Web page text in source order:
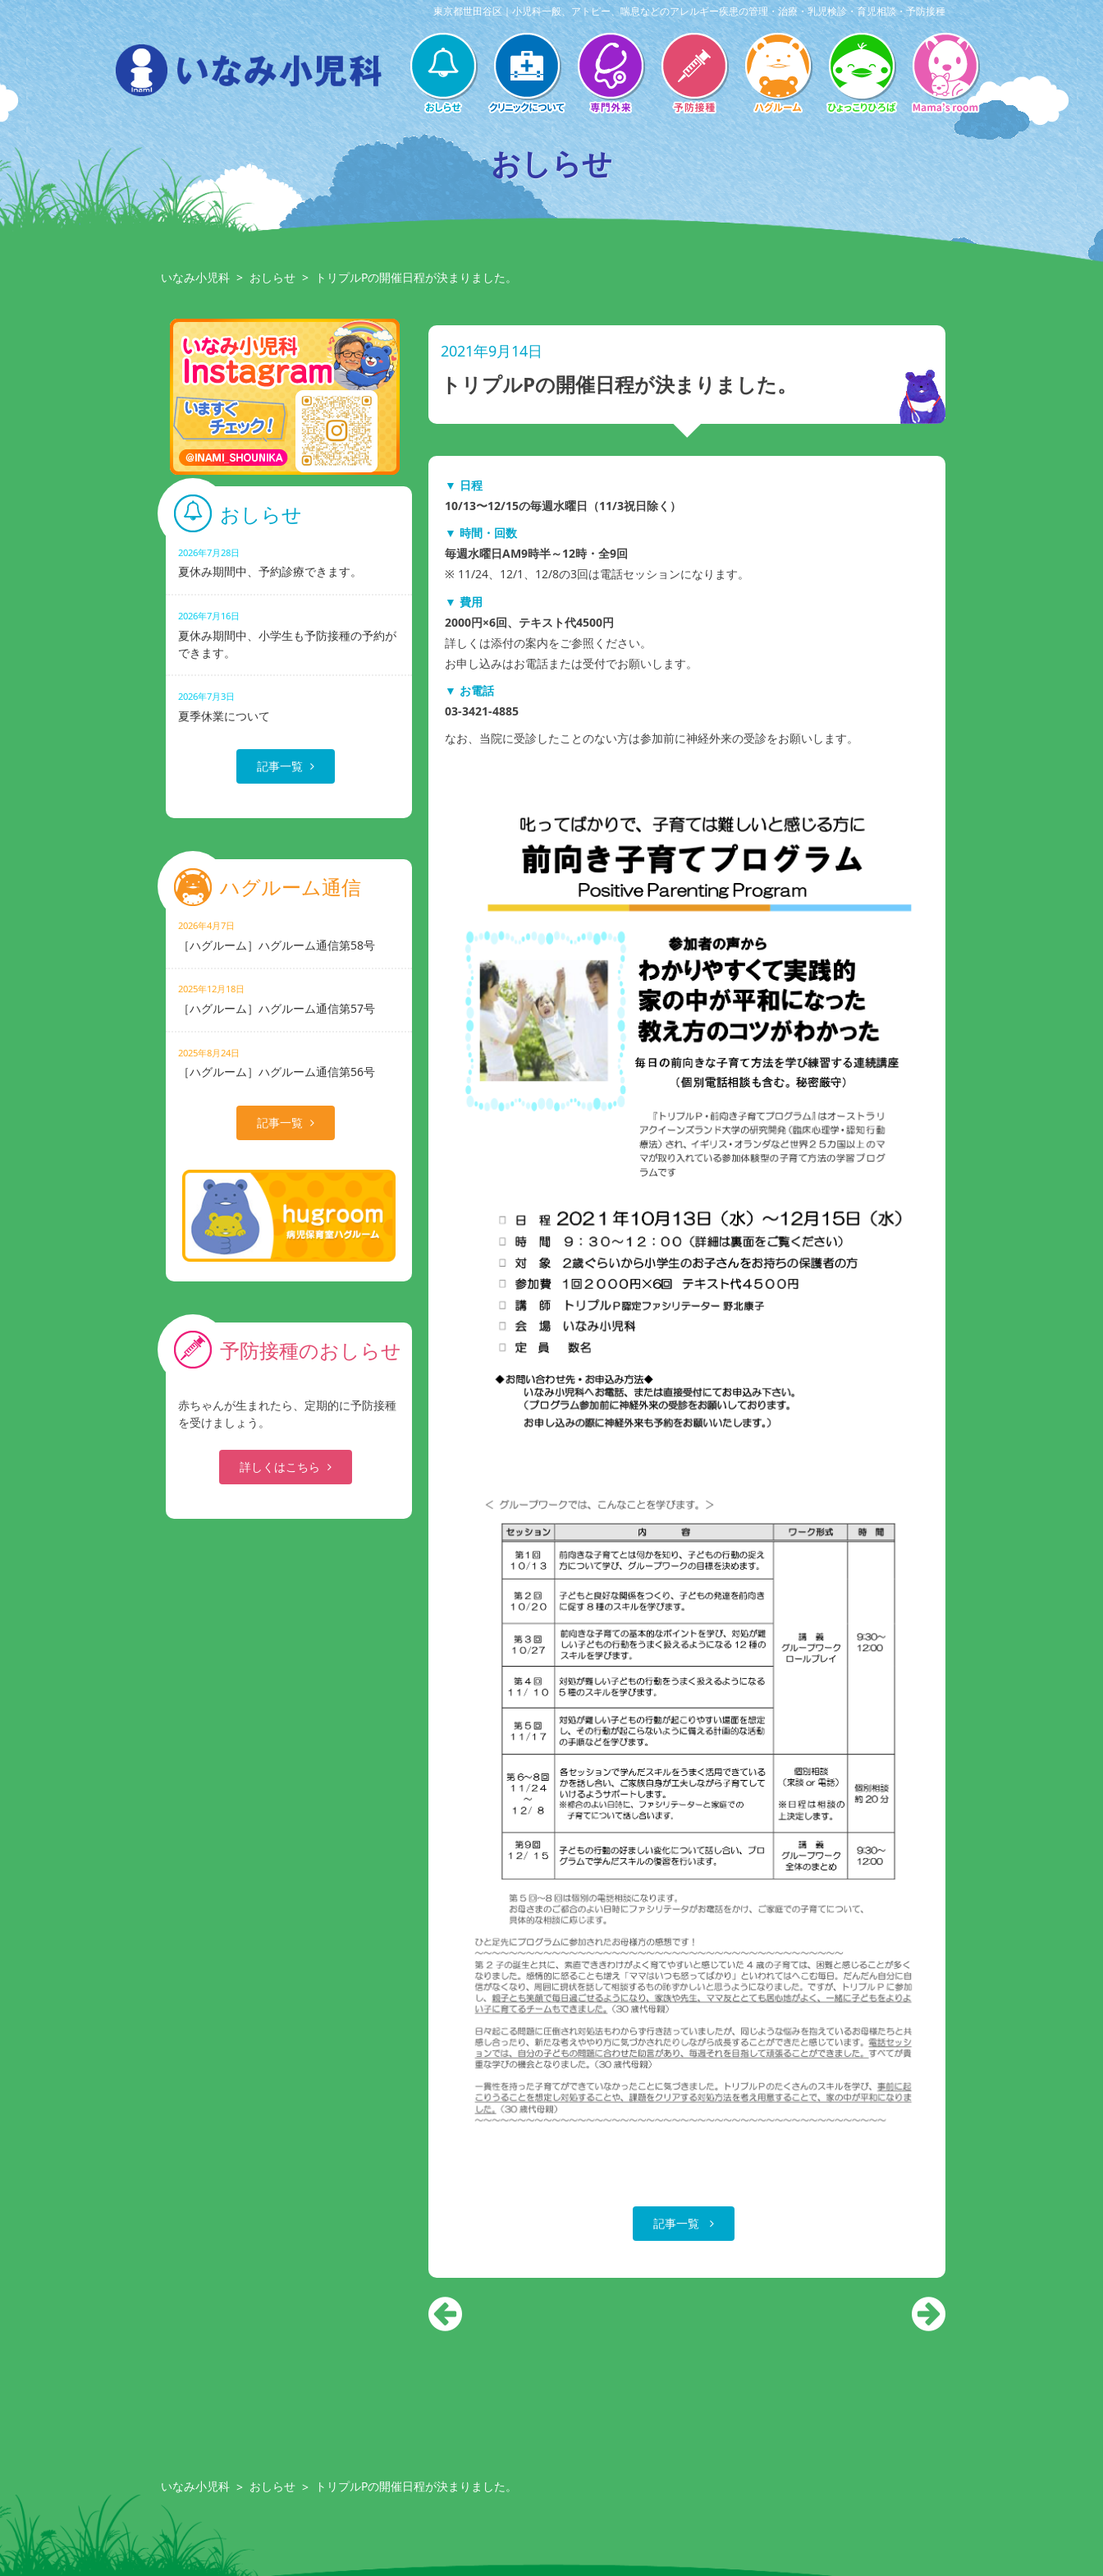
Skip
to
content
東京都世田谷区｜小児科一般、アトピー、喘息などのアレルギー疾患の管理・治療・乳児検診・育児相談・予防接種
おしらせ
いなみ小児科 > おしらせ > トリプルPの開催日程が決まりました。
2021年9月14日
トリプルPの開催日程が決まりました。
▼ 日程
10/13〜12/15の毎週水曜日（11/3祝日除く）
▼ 時間・回数
毎週水曜日AM9時半～12時・全9回
※ 11/24、12/1、12/8の3回は電話セッションになります。
▼ 費用
2000円×6回、テキスト代4500円
詳しくは添付の案内をご参照ください。
お申し込みはお電話または受付でお願いします。
▼ お電話
03-3421-4885
なお、当院に受診したことのない方は参加前に神経外来の受診をお願いします。
記事一覧
おしらせ
2026年7月28日
夏休み期間中、予約診療できます。
2026年7月16日
夏休み期間中、小学生も予防接種の予約が
できます。
2026年7月3日
夏季休業について
記事一覧
ハグルーム通信
2026年4月7日
［ハグルーム］ハグルーム通信第58号
2025年12月18日
［ハグルーム］ハグルーム通信第57号
2025年8月24日
［ハグルーム］ハグルーム通信第56号
記事一覧
予防接種のおしらせ
赤ちゃんが生まれたら、定期的に予防接種
を受けましょう。
詳しくはこちら
いなみ小児科 > おしらせ > トリプルPの開催日程が決まりました。